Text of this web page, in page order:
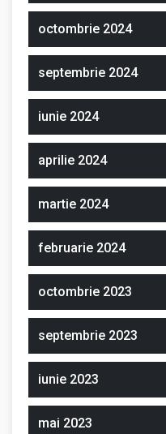
octombrie 2024
septembrie 2024
iunie 2024
aprilie 2024
martie 2024
februarie 2024
octombrie 2023
septembrie 2023
iunie 2023
mai 2023